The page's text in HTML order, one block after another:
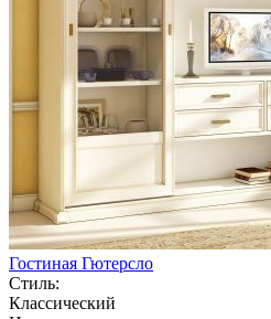
Гостиная Гютерсло
Стиль:
Классический